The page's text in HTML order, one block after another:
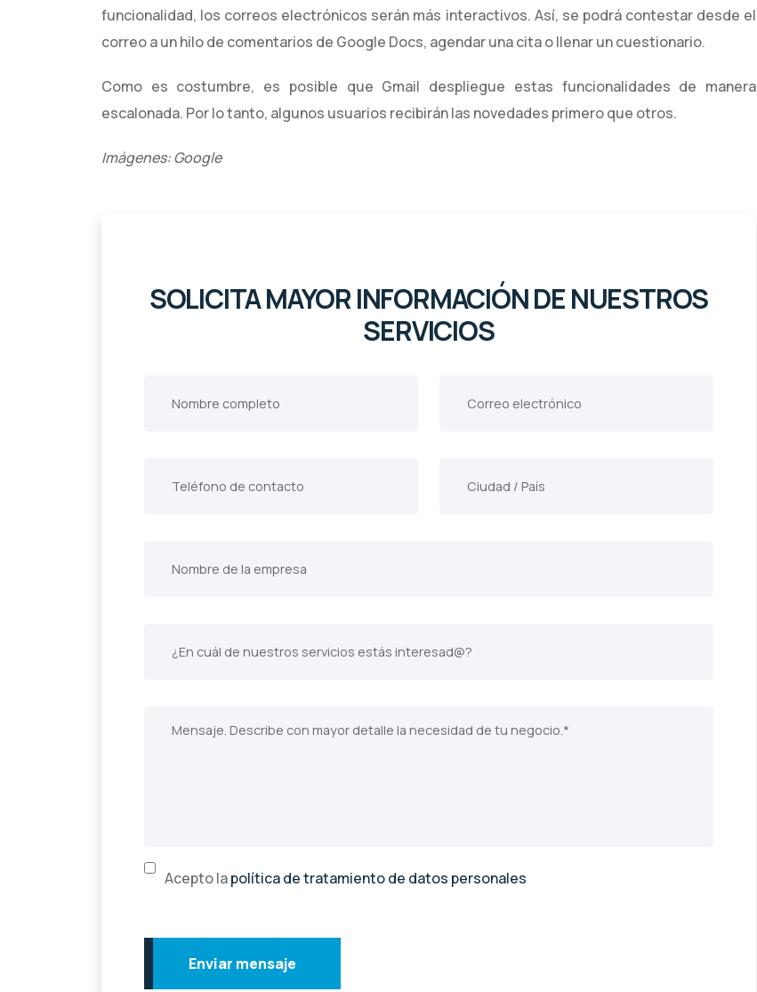
funcionalidad, los correos electrónicos serán más interactivos. Así, se podrá contestar desde el
correo a un hilo de comentarios de Google Docs, agendar una cita o llenar un cuestionario.
Como es costumbre, es posible que Gmail despliegue estas funcionalidades de manera
escalonada. Por lo tanto, algunos usuarios recibirán las novedades primero que otros.
Imágenes: Google
SOLICITA MAYOR INFORMACIÓN DE NUESTROS
SERVICIOS
Acepto lapolítica de tratamiento de datos personales
Enviar mensaje